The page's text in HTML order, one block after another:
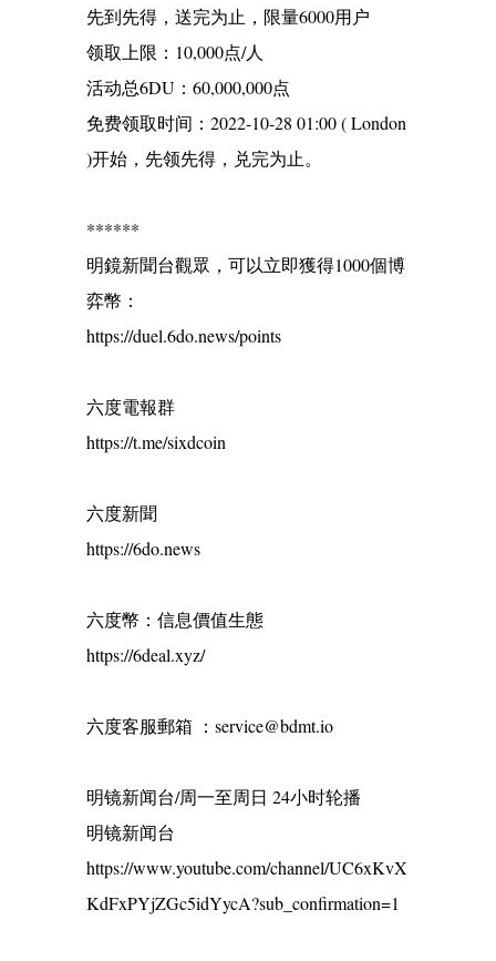
先到先得，送完为止，限量6000用户
领取上限：10,000点/人
活动总6DU：60,000,000点
免费领取时间：2022-10-28 01:00 ( London
)开始，先领先得，兑完为止。
******
明鏡新聞台觀眾，可以立即獲得1000個博
弈幣：
https://duel.6do.news/points
六度電報群
https://t.me/sixdcoin
六度新聞
https://6do.news
六度幣：信息價值生態
https://6deal.xyz/
六度客服郵箱 ：service@bdmt.io
明镜新闻台/周一至周日 24小时轮播
明镜新闻台
https://www.youtube.com/channel/UC6xKvX
KdFxPYjZGc5idYycA?sub_confirmation=1